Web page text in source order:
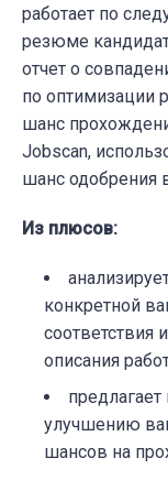
работает по
резюме
отчет о
по оптимизации
шанс
Jobscan,
шанс одобрения
Из плюсов:
конкретной
описания
улучшению
шансов на